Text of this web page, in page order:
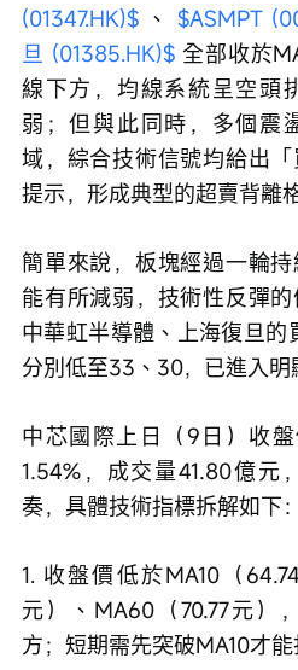
(01347.HK)$ 、 $ASMPT
旦 (01385.HK)$ 全部收於
線下方，均線系統呈空頭
弱；但與此同時，多個震
域，綜合技術信號均給出「
提示，形成典型的超賣背離
簡單來說，板塊經過一輪
能有所減弱，技術性反彈
中華虹半導體、上海復旦的
分別低至33、30，已進入明
中芯國際上日（9日）收
1.54%，成交量41.80億元
奏，具體技術指標拆解如下：
1. 收盤價低於MA10（
元）、MA60（70.77元）
方；短期需先突破MA10才